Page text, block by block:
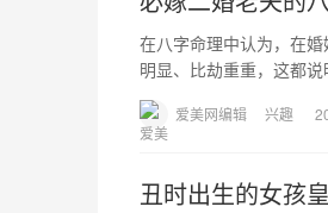
在八字命理中认为，在
明显、比劫重重，这都
爱美网编辑 兴趣
丑时出生的女孩